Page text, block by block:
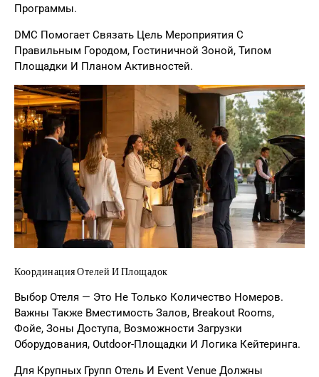
Программы.
DMC Помогает Связать Цель Мероприятия С
Правильным Городом, Гостиничной Зоной, Типом
Площадки И Планом Активностей.
Координация Отелей И Площадок
Выбор Отеля — Это Не Только Количество Номеров.
Важны Также Вместимость Залов, Breakout Rooms,
Фойе, Зоны Доступа, Возможности Загрузки
Оборудования, Outdoor-Площадки И Логика Кейтеринга.
Для Крупных Групп Отель И Event Venue Должны